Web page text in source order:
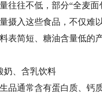
往往不低，部分“全麦
摄入这些食品，不仅难
表简短、糖油含量低的
、含乳饮料
通常含有蛋白质、钙